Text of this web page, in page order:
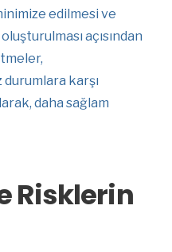
edilmesi ve
açısından
karşı
daha sağlam
Risklerin